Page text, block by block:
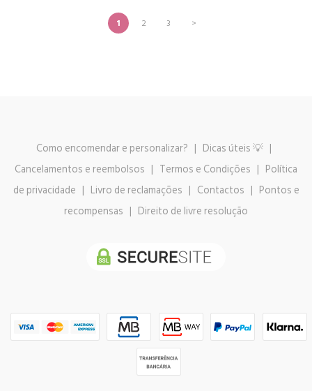
1 2 3 >
Como encomendar e personalizar? | Dicas úteis 💡 |
Cancelamentos e reembolsos | Termos e Condições | Política
de privacidade | Livro de reclamações | Contactos | Pontos e
recompensas | Direito de livre resolução